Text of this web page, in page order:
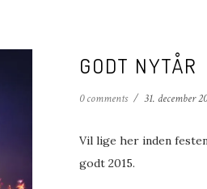
GODT NYTÅR
0 comments / 31. december
Vil lige her inden
godt 2015.